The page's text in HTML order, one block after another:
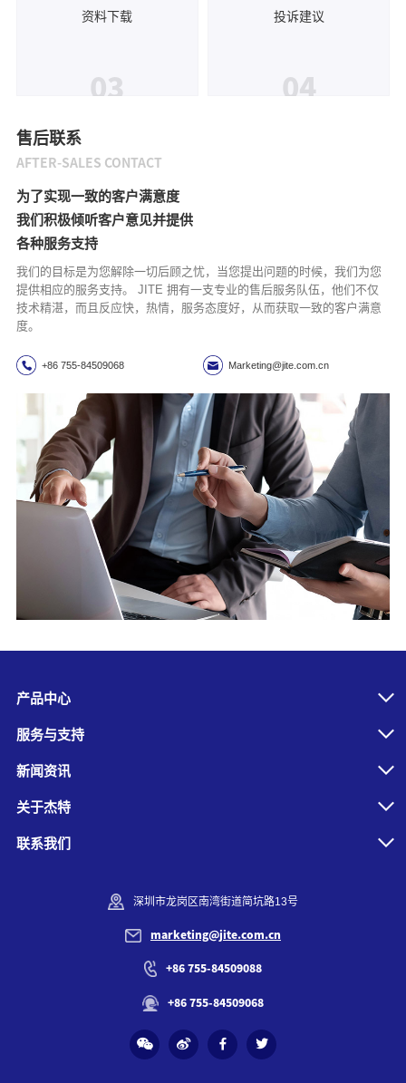
资料下载
03
投诉建议
04
售后联系
AFTER-SALES CONTACT
为了实现一致的客户满意度
我们积极倾听客户意见并提供
各种服务支持
我们的目标是为您解除一切后顾之忧，当您提出问题的时候，我们为您
提供相应的服务支持。 JITE 拥有一支专业的售后服务队伍，他们不仅
技术精湛，而且反应快，热情，服务态度好，从而获取一致的客户满意
度。
+86 755-84509068 Marketing@jite.com.cn
产品中心
服务与支持
新闻资讯
关于杰特
联系我们
深圳市龙岗区南湾街道简坑路13号
marketing@jite.com.cn
+86 755-84509088
+86 755-84509068